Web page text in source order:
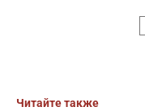
Читайте также